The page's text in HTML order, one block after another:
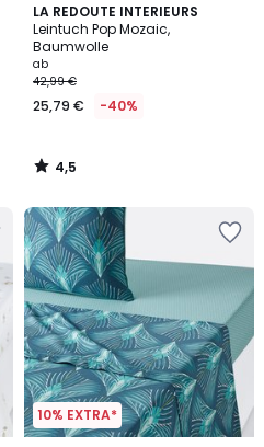
LA REDOUTE INTERIEURS
Leintuch Pop Mozaic,
Baumwolle
ab
42,99 €
25,79 € -40%
4,5
/ 5
4,5
/
10% EXTRA*